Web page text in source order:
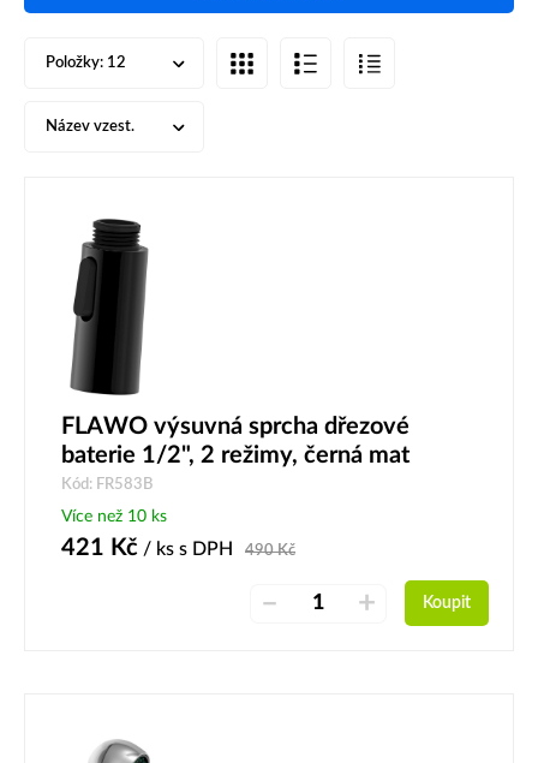
Položky: 12
Název vzest.
FLAWO výsuvná sprcha dřezové
baterie 1/2", 2 režimy, černá mat
Kód: FR583B
Více než 10 ks
421 Kč / ks s DPH 490Kč
– + Koupit